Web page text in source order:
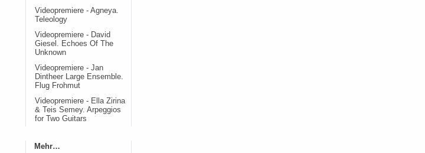
Videopremiere - Agneya.
Teleology
Videopremiere - David
Giesel. Echoes Of The
Unknown
Videopremiere - Jan
Dintheer Large Ensemble.
Flug Frohmut
Videopremiere - Ella Zirina
& Teis Semey. Arpeggios
for Two Guitars
Mehr…